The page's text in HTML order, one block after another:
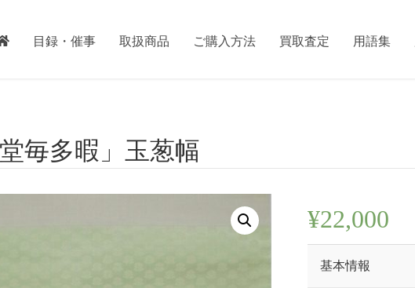
目録・催事 取扱商品 ご購入方法 買取査定 用語集
堂毎多暇」玉葱幅
¥22,000
基本情報